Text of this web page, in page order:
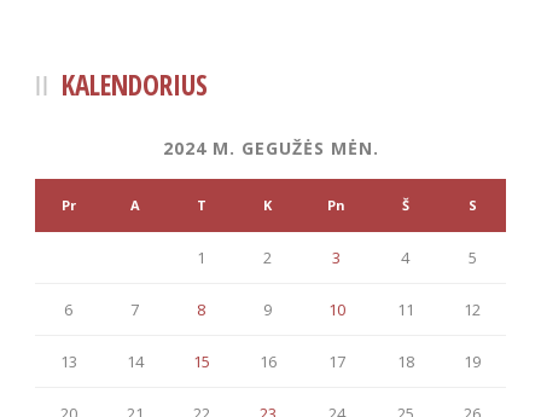
KALENDORIUS
2024 M. GEGUŽĖS MĖN.
Pr A T K Pn Š S
1 2 3 4 5
6 7 8 9 10 11 12
13 14 15 16 17 18 19